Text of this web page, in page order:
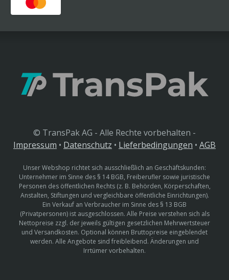
© TransPak AG - Alle Rechte vorbehalten -
Impressum • Datenschutz • Lieferbedingungen • AGB
Unser Webshop richtet sich ausschließlich an Geschäftskunden:
Unternehmer im Sinne des § 14 BGB, Freiberufler sowie juristische
Personen des öffentlichen Rechts (z. B. Behörden, Körperschaften,
Anstalten, Stiftungen und vergleichbare öffentliche Einrichtungen).
Ein Verkauf an Verbraucher im Sinne des § 13 BGB
(Privatpersonen) ist ausgeschlossen. Alle Preise verstehen sich als
Nettopreise zzgl. der jeweils gültigen gesetzlichen Mehrwertsteuer
und Versandkosten. Optional können Bruttopreise eingeblendet
werden. Alle Angebote sind freibleibend. Änderungen und
Irrtümer vorbehalten.